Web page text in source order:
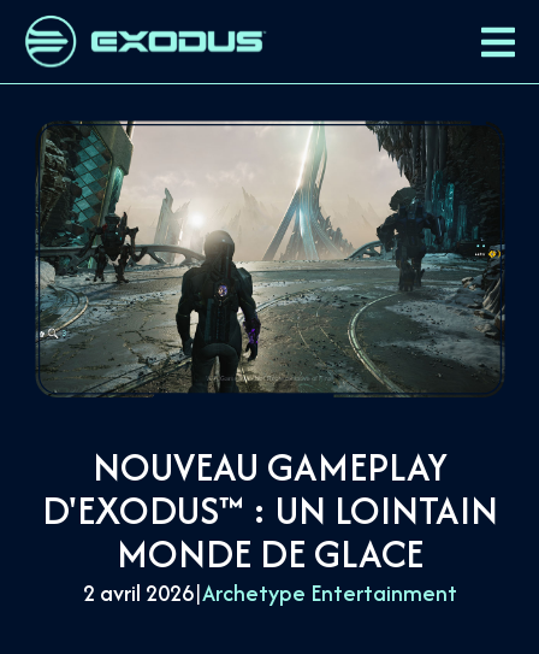
NOUVEAU GAMEPLAY
D'EXODUS™ : UN LOINTAIN
MONDE DE GLACE
2 avril 2026|Archetype Entertainment